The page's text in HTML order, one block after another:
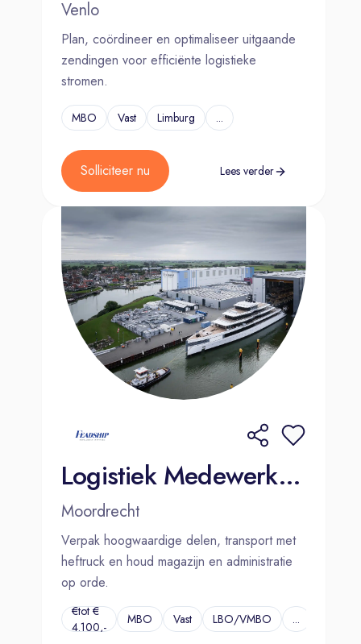
Venlo
Plan, coördineer en optimaliseer uitgaande
zendingen voor efficiënte logistieke
stromen.
MBO Vast Limburg ...
Solliciteer nu Lees verder
Logistiek Medewerker - Dutch speaking | Moordrecht
Moordrecht
Verpak hoogwaardige delen, transport met
heftruck en houd magazijn en administratie
op orde.
€tot €
4.100,-
MBO Vast LBO/VMBO ...